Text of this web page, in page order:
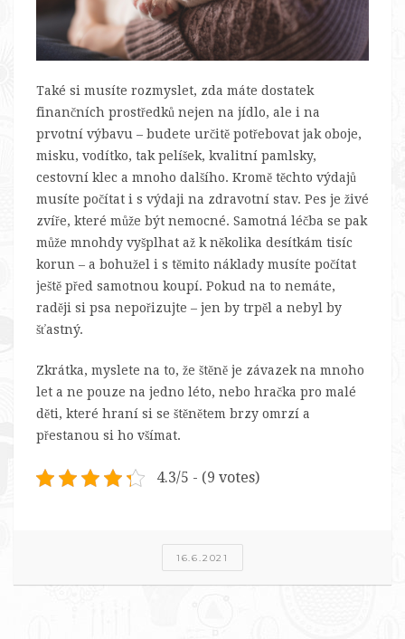
Také si musíte rozmyslet, zda máte dostatek
finančních prostředků nejen na jídlo, ale i na
prvotní výbavu – budete určitě potřebovat jak oboje,
misku, vodítko, tak pelíšek, kvalitní pamlsky,
cestovní klec a mnoho dalšího. Kromě těchto výdajů
musíte počítat i s výdaji na zdravotní stav. Pes je živé
zvíře, které může být nemocné. Samotná léčba se pak
může mnohdy vyšplhat až k několika desítkám tisíc
korun – a bohužel i s těmito náklady musíte počítat
ještě před samotnou koupí. Pokud na to nemáte,
raději si psa nepořizujte – jen by trpěl a nebyl by
šťastný.
Zkrátka, myslete na to, že štěně je závazek na mnoho
let a ne pouze na jedno léto, nebo hračka pro malé
děti, které hraní si se štěnětem brzy omrzí a
přestanou si ho všímat.
4.3/5 - (9 votes)
16.6.2021